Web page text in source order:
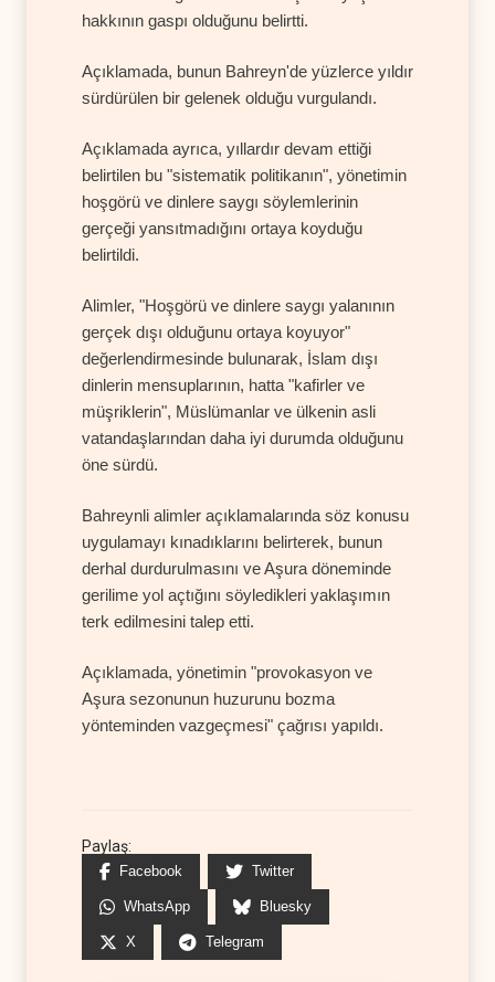
hakkının gaspı olduğunu belirtti.
Açıklamada, bunun Bahreyn'de yüzlerce yıldır
sürdürülen bir gelenek olduğu vurgulandı.
Açıklamada ayrıca, yıllardır devam ettiği
belirtilen bu "sistematik politikanın", yönetimin
hoşgörü ve dinlere saygı söylemlerinin
gerçeği yansıtmadığını ortaya koyduğu
belirtildi.
Alimler, "Hoşgörü ve dinlere saygı yalanının
gerçek dışı olduğunu ortaya koyuyor"
değerlendirmesinde bulunarak, İslam dışı
dinlerin mensuplarının, hatta "kafirler ve
müşriklerin", Müslümanlar ve ülkenin asli
vatandaşlarından daha iyi durumda olduğunu
öne sürdü.
Bahreynli alimler açıklamalarında söz konusu
uygulamayı kınadıklarını belirterek, bunun
derhal durdurulmasını ve Aşura döneminde
gerilime yol açtığını söyledikleri yaklaşımın
terk edilmesini talep etti.
Açıklamada, yönetimin "provokasyon ve
Aşura sezonunun huzurunu bozma
yönteminden vazgeçmesi" çağrısı yapıldı.
Paylaş:
Facebook Twitter
WhatsApp Bluesky
X Telegram